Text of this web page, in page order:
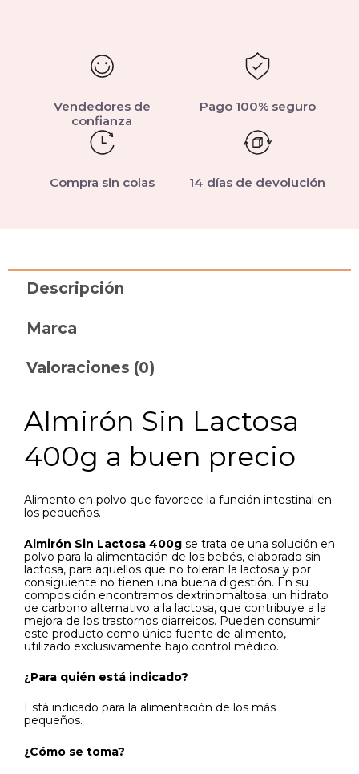
Vendedores de
confianza
Pago 100% seguro
Compra sin colas 14 días de devolución
Descripción
Marca
Valoraciones (0)
Almirón Sin Lactosa
400g a buen precio
Alimento en polvo que favorece la función intestinal en
los pequeños.
Almirón Sin Lactosa 400g se trata de una solución en
polvo para la alimentación de los bebés, elaborado sin
lactosa, para aquellos que no toleran la lactosa y por
consiguiente no tienen una buena digestión. En su
composición encontramos dextrinomaltosa: un hidrato
de carbono alternativo a la lactosa, que contribuye a la
mejora de los trastornos diarreicos. Pueden consumir
este producto como única fuente de alimento,
utilizado exclusivamente bajo control médico.
¿Para quién está indicado?
Está indicado para la alimentación de los más
pequeños.
¿Cómo se toma?